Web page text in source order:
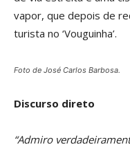
vapor, que depois de
turista no ‘Vouguinha’.
Foto de José Carlos Barbosa.
Discurso direto
“Admiro